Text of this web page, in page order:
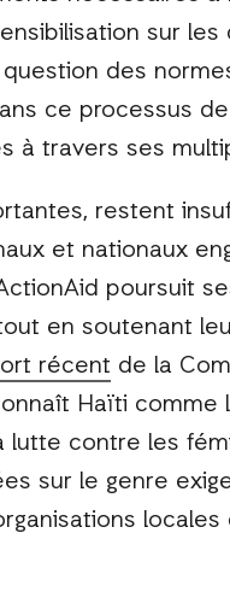
sur
des
ce processus
à travers ses
restent
et nationaux
poursuit
en soutenant
récentde la
Haïti
lutte contre les
sur le genre